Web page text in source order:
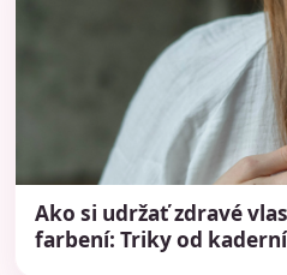
Ako si udržať zdravé
farbení: Triky od